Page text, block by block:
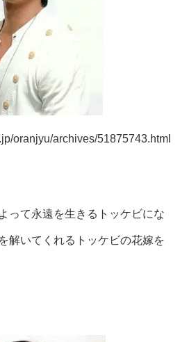
oranjyu/archives/51875743.html
って永遠を生きるトッケビにな
解いてくれるトッケビの花嫁を